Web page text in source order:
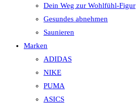
Dein Weg zur Wohlfühl-Figur
Gesundes abnehmen
Saunieren
Marken
ADIDAS
NIKE
PUMA
ASICS